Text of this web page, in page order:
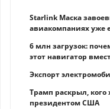
Starlink Маска
авиакомпаниях уже
6 млн загрузок:
этот навигатор
Экспорт
Трамп раскрыл,
президентом США